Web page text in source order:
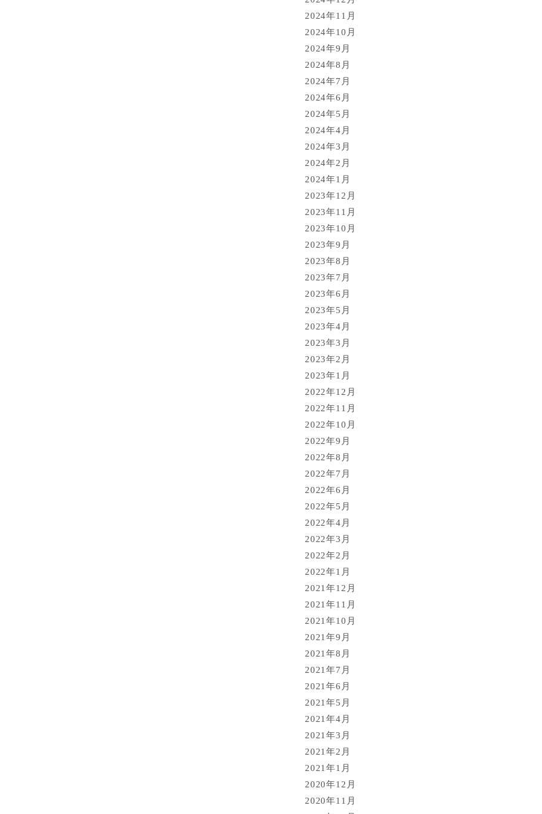
2024年11月
2024年10月
2024年9月
2024年8月
2024年7月
2024年6月
2024年5月
2024年4月
2024年3月
2024年2月
2024年1月
2023年12月
2023年11月
2023年10月
2023年9月
2023年8月
2023年7月
2023年6月
2023年5月
2023年4月
2023年3月
2023年2月
2023年1月
2022年12月
2022年11月
2022年10月
2022年9月
2022年8月
2022年7月
2022年6月
2022年5月
2022年4月
2022年3月
2022年2月
2022年1月
2021年12月
2021年11月
2021年10月
2021年9月
2021年8月
2021年7月
2021年6月
2021年5月
2021年4月
2021年3月
2021年2月
2021年1月
2020年12月
2020年11月